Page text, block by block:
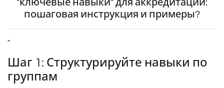
"ключевые навыки" для аккредитации:
пошаговая инструкция и примеры?
"
Шаг 1: Структурируйте навыки по
группам